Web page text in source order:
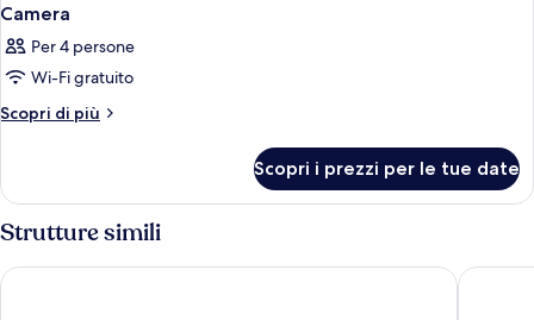
Camera
Per 4 persone
Wi-Fi gratuito
Scopri di più
Altri
Scopri i prezzi per le tue date
Strutture simili
Courtyard by Marriott Agra